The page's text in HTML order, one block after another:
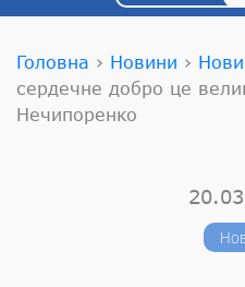
Головна › Новини ›
сердечне добро це
Нечипоренко